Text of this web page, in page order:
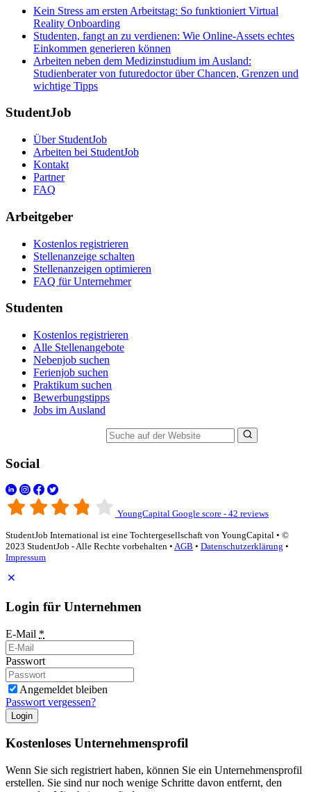
Kein Stress am ersten Arbeitstag: So funktioniert Virtual
Reality Onboarding
Studenten, fangt an zu verdienen: Wie Online-Assets echtes
Einkommen generieren können
Arbeiten neben dem Medizinstudium im Ausland:
Studienberater von futuredoctor über Chancen, Grenzen und
wichtige Tipps
StudentJob
Über StudentJob
Arbeiten bei StudentJob
Kontakt
Partner
FAQ
Arbeitgeber
Kostenlos registrieren
Stellenanzeige schalten
Stellenanzeigen optimieren
FAQ für Unternehmer
Studenten
Kostenlos registrieren
Alle Stellenangebote
Nebenjob suchen
Ferienjob suchen
Praktikum suchen
Bewerbungstipps
Jobs im Ausland
Social
YoungCapital Google score - 42 reviews
StudentJob International ist eine Tochtergesellschaft von YoungCapital • ©
2023 StudentJob - Alle Rechte vorbehalten • AGB • Datenschutzerklärung •
Impressum
Login für Unternehmen
E-Mail *
Passwort
Angemeldet bleiben
Passwort vergessen?
Login
Kostenloses Unternehmensprofil
Wenn Sie sich registriert haben, können Sie ein Unternehmensprofil
erstellen. Sie sind nur noch wenige Schritte davon entfernt, den